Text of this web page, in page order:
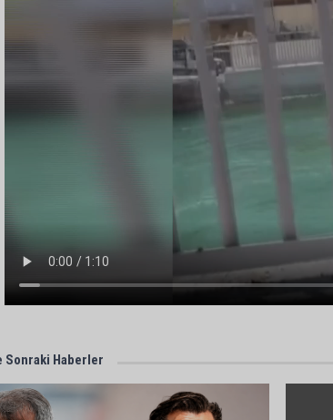
Sonraki Haberler